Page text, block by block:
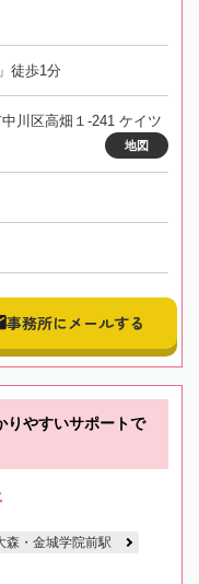
徒歩1分
川区高畑１-241 ケイツ
地図
事務所にメールする
りやすいサポートで
森・金城学院前駅